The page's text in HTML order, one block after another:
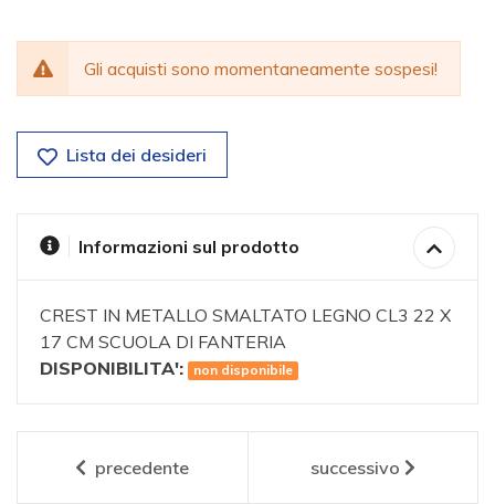
Gli acquisti sono momentaneamente sospesi!
Lista dei desideri
Informazioni sul prodotto
CREST IN METALLO SMALTATO LEGNO CL3 22 X
17 CM SCUOLA DI FANTERIA
DISPONIBILITA':
non disponibile
precedente successivo